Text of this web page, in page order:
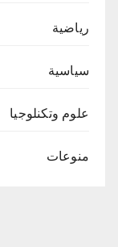
رياضية
سياسية
علوم وتكنلوجيا
منوعات